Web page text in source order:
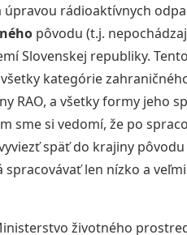
úpravou rádioaktívnych
pôvodu (t.j.
Slovenskej republiky.
kategórie
RAO, a všetky formy jeho
sme si vedomí, že po
späť do krajiny
spracovávať len nízko a
životného